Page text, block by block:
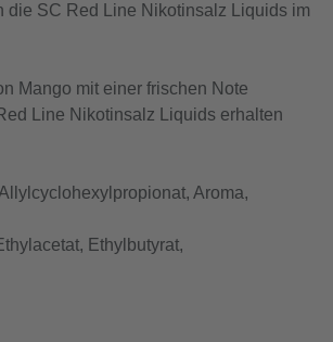
die SC Red Line Nikotinsalz Liquids im
Mango mit einer frischen Note
Line Nikotinsalz Liquids erhalten
Aroma,
Ethylbutyrat,